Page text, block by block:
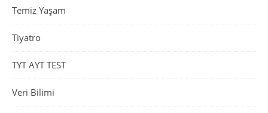
Temiz Yaşam
Tiyatro
TYT AYT TEST
Veri Bilimi